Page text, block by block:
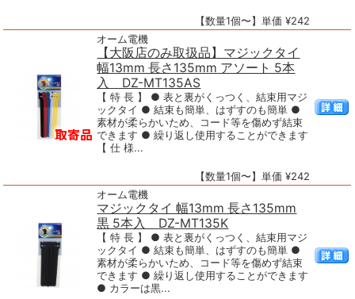
【数量1個〜】単価 ¥242
オーム電機
【大阪店のみ取扱品】マジックタイ
幅13mm 長さ135mm アソート 5本
入 DZ-MT135AS
【 特 長 】 ● 表と裏がくっつく、結束用マジ
ックタイ ● 結束も簡単、はずすのも簡単 ●
素材が柔らかいため、コード等を傷めず結束
できます ● 繰り返し使用することができます
【 仕 様...
【数量1個〜】単価 ¥242
オーム電機
マジックタイ 幅13mm 長さ135mm
黒 5本入 DZ-MT135K
【 特 長 】 ● 表と裏がくっつく、結束用マジ
ックタイ ● 結束も簡単、はずすのも簡単 ●
素材が柔らかいため、コード等を傷めず結束
できます ● 繰り返し使用することができます
● カラーは黒...